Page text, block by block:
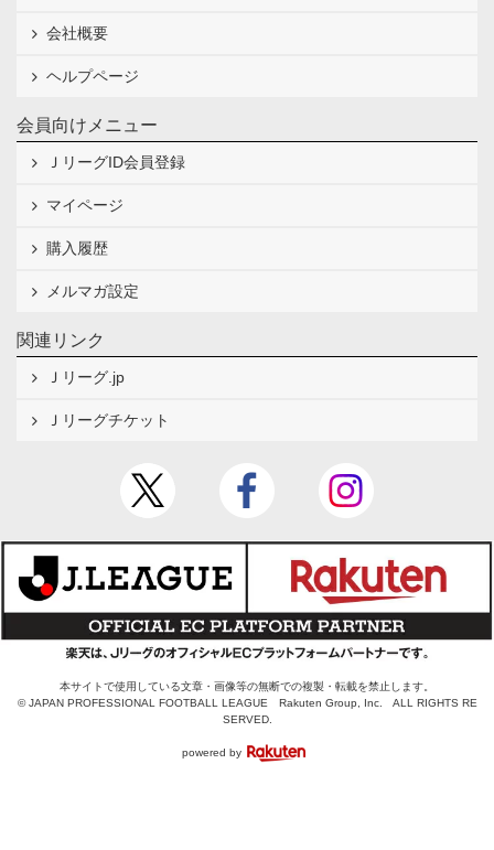
会社概要
ヘルプページ
会員向けメニュー
ＪリーグID会員登録
マイページ
購入履歴
メルマガ設定
関連リンク
Ｊリーグ.jp
Ｊリーグチケット
本サイトで使用している文章・画像等の無断での複製・転載を禁止します。
© JAPAN PROFESSIONAL FOOTBALL LEAGUE Rakuten Group, Inc. ALL RIGHTS RE
SERVED.
powered by